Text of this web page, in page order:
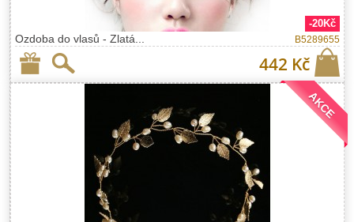
Ozdoba do vlasů - Zlatá...
-20Kč
B5289655
442 Kč
AKCE